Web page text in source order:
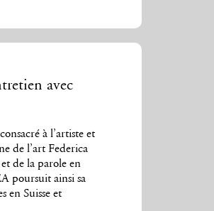
avec
à l’artiste et
de l’art Federica
de la parole en
poursuit ainsi sa
en Suisse et